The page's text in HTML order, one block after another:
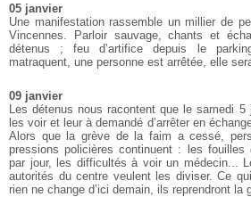
05 janvier
Une manifestation rassemble un millier de
Vincennes. Parloir sauvage, chants et
détenus ; feu d’artifice depuis le
matraquent, une personne est arrêtée, elle
09 janvier
Les détenus nous racontent que le samedi
les voir et leur à demandé d’arrêter en
Alors que la grève de la faim a cessé,
pressions policières continuent : les fouilles
par jour, les difficultés à voir un médecin...
autorités du centre veulent les diviser. Ce
rien ne change d’ici demain, ils reprendront la